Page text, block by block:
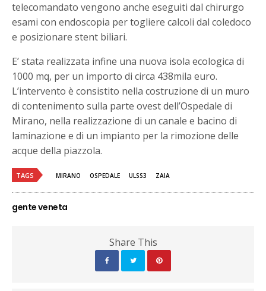
telecomandato vengono anche eseguiti dal chirurgo
esami con endoscopia per togliere calcoli dal coledoco
e posizionare stent biliari.
E’ stata realizzata infine una nuova isola ecologica di
1000 mq, per un importo di circa 438mila euro.
L’intervento è consistito nella costruzione di un muro
di contenimento sulla parte ovest dell’Ospedale di
Mirano, nella realizzazione di un canale e bacino di
laminazione e di un impianto per la rimozione delle
acque della piazzola.
TAGS MIRANO OSPEDALE ULSS3 ZAIA
gente veneta
Share This